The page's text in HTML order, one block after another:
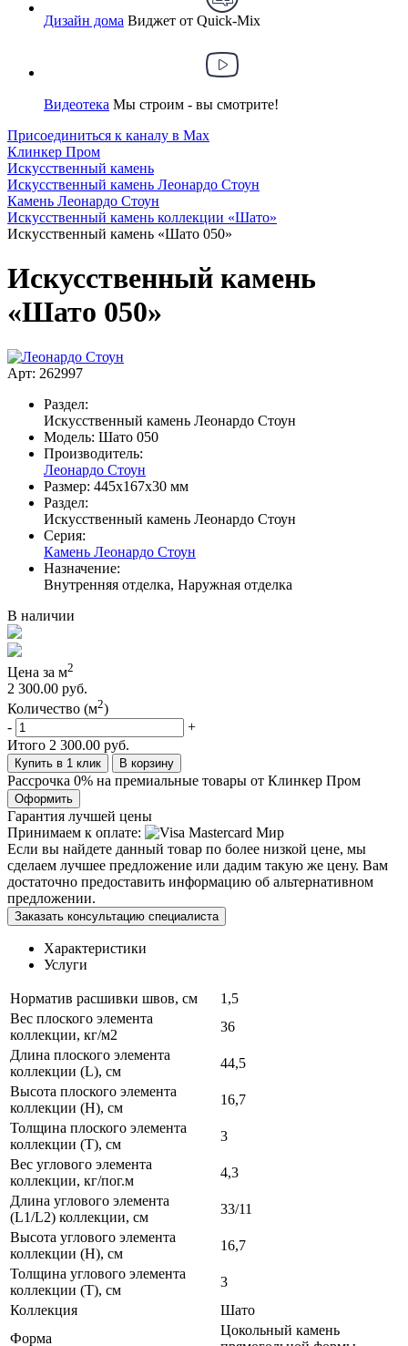
Дизайн дома Виджет от Quick-Mix
Видеотека Мы строим - вы смотрите!
Присоединиться к каналу в Max
Клинкер Пром
Искусственный камень
Искусственный камень Леонардо Стоун
Камень Леонардо Стоун
Искусственный камень коллекции «Шато»
Искусственный камень «Шато 050»
Искусственный камень
«Шато 050»
Арт: 262997
Раздел:
Искусственный камень Леонардо Стоун
Модель: Шато 050
Производитель:
Леонардо Стоун
Размер: 445x167x30 мм
Раздел:
Искусственный камень Леонардо Стоун
Серия:
Камень Леонардо Стоун
Назначение:
Внутренняя отделка, Наружная отделка
В наличии
Цена за м2
2 300.00 руб.
Количество (м2)
-
+
Итого 2 300.00 руб.
Купить в 1 клик В корзину
Рассрочка 0% на премиальные товары от Клинкер Пром
Оформить
Гарантия лучшей цены
Принимаем к оплате:
Если вы найдете данный товар по более низкой цене, мы
сделаем лучшее предложение или дадим такую же цену. Вам
достаточно предоставить информацию об альтернативном
предложении.
Заказать консультацию специалиста
Характеристики
Услуги
Норматив расшивки швов, см
1,5
Вес плоского элемента
коллекции, кг/м2
36
Длина плоского элемента
коллекции (L), см
44,5
Высота плоского элемента
коллекции (H), см
16,7
Толщина плоского элемента
коллекции (T), см
3
Вес углового элемента
коллекции, кг/пог.м
4,3
Длина углового элемента
(L1/L2) коллекции, см
33/11
Высота углового элемента
коллекции (H), см
16,7
Толщина углового элемента
коллекции (T), см
3
Коллекция
Шато
Форма
Цокольный камень